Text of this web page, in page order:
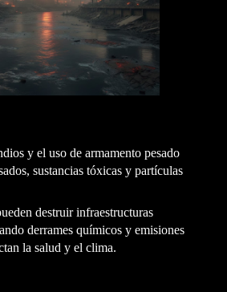
y el uso de armamento pesado
sustancias tóxicas y partículas
destruir infraestructuras
derrames químicos y emisiones
la salud y el clima.